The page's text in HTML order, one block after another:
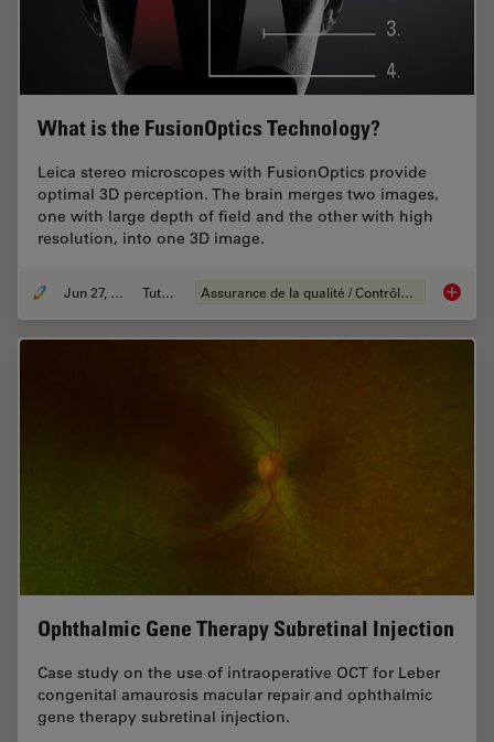
What is the FusionOptics Technology?
Leica stereo microscopes with FusionOptics provide
optimal 3D perception. The brain merges two images,
one with large depth of field and the other with high
resolution, into one 3D image.
Jun 27, 2023 Tutoriel Assurance de la qualité / Contrôle de la qualité What is
Ophthalmic Gene Therapy Subretinal Injection
Case study on the use of intraoperative OCT for Leber
congenital amaurosis macular repair and ophthalmic
gene therapy subretinal injection.